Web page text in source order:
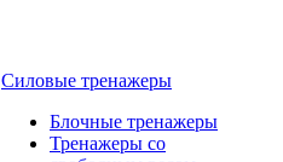
Силовые тренажеры
Блочные тренажеры
Тренажеры со